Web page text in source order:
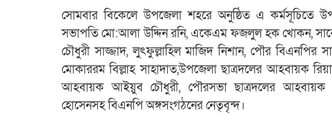
সোমবার বিকেলে উপজেলা শহরে অনুষ্ঠিত এ কর্মসূচিতে
সভাপতি মো:আলা উদ্দিন রনি, একেএম ফজলুল হক খোকন,
চৌধুরী সাজ্জাদ, লুৎফুল্লাহিল মাজিদ নিশান, পৌর বিএনপির
মোকাররম বিল্লাহ সাহাদাত,উপজেলা ছাত্রদলের আহবায়ক
আহবায়ক আইয়ুব চৌধুরী, পৌরসভা ছাত্রদলের
হোসেনসহ বিএনপি অঙ্গসংগঠনের নেতৃবৃন্দ।